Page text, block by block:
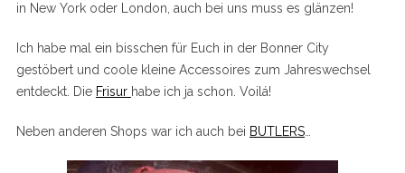
in New York oder London, auch bei uns muss es glänzen!
Ich habe mal ein bisschen für Euch in der Bonner City
gestöbert und coole kleine Accessoires zum Jahreswechsel
entdeckt. Die Frisur habe ich ja schon. Voilá!
Neben anderen Shops war ich auch bei BUTLERS…